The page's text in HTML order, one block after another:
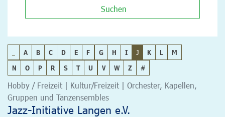
Suchen
A B C D E F G H I J K L
M
N
O P R S T U V W Z #
Hobby / Freizeit | Kultur/Freizeit | Orchester, Kapellen,
Gruppen und Tanzensembles
Jazz-Initiative Langen e.V.